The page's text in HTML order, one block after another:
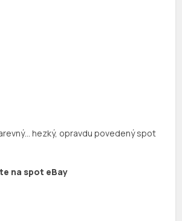
hezký, opravdu povedený spot
na spot eBay